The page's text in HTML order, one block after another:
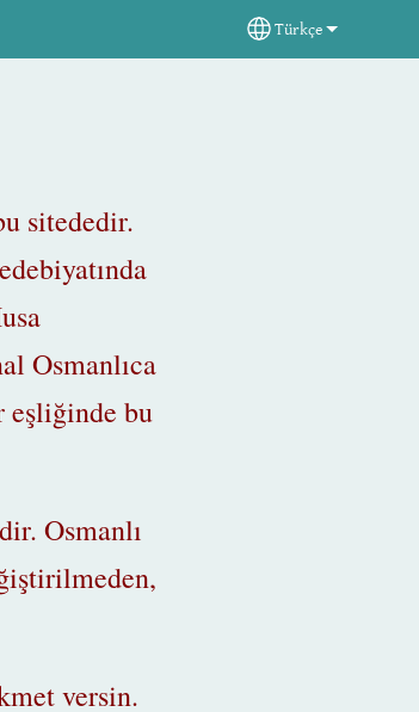
Select your
Türkçe
sitededir.
Osmanlıca
eşliğinde bu
Osmanlı
versin.